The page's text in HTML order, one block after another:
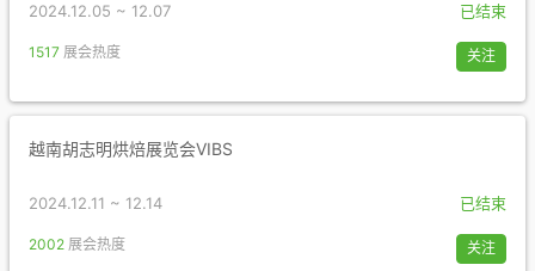
2024.12.05 ~ 12.07 已结束
1517 展会热度 关注
越南胡志明烘焙展览会VIBS
2024.12.11 ~ 12.14 已结束
2002 展会热度 关注